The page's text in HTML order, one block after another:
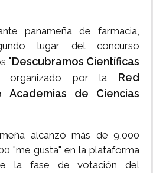
panameña de farmacia,
lugar del concurso
"Descubramos Científicas
organizado por la Red
Academias de Ciencias
alcanzó más de 9,000
"me gusta" en la plataforma
la fase de votación del